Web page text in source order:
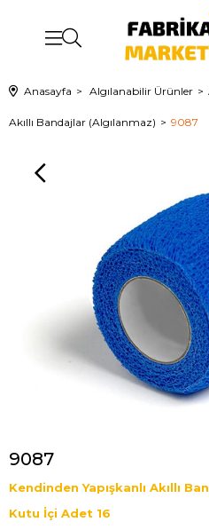
Anasayfa Algılanabilir Ürünler
Akıllı Bandajlar (Algılanmaz) 9087
9087
Kendinden Yapışkanlı Akıllı
Kutu İçi Adet 16